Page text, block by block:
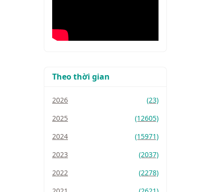
Theo thời gian
2026
(23)
2025
(12605)
2024
(15971)
2023
(2037)
2022
(2278)